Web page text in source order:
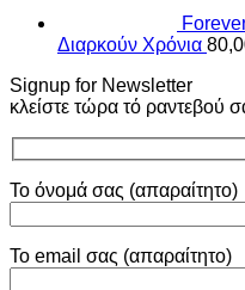
Διαρκούν Χρόνια
Signup for Newsletter
κλείστε τώρα τό ραντεβού
Το όνομά σας (απαραίτητο)
Το email σας (απαραίτητο)